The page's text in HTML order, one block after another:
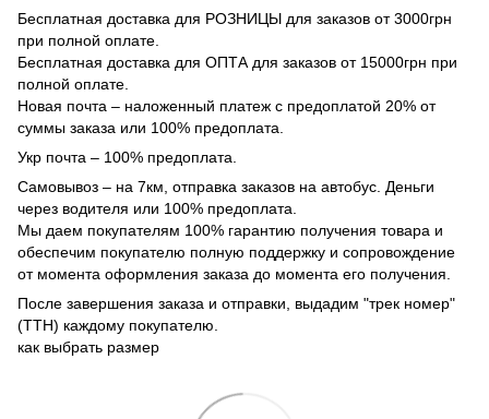
Бесплатная доставка для РОЗНИЦЫ для заказов от 3000грн
при полной оплате.
Бесплатная доставка для ОПТА для заказов от 15000грн при
полной оплате.
Новая почта – наложенный платеж с предоплатой 20% от
суммы заказа или 100% предоплата.
Укр почта – 100% предоплата.
Самовывоз – на 7км, отправка заказов на автобус. Деньги
через водителя или 100% предоплата.
Мы даем покупателям 100% гарантию получения товара и
обеспечим покупателю полную поддержку и сопровождение
от момента оформления заказа до момента его получения.
После завершения заказа и отправки, выдадим "трек номер"
(ТТН) каждому покупателю.
как выбрать размер